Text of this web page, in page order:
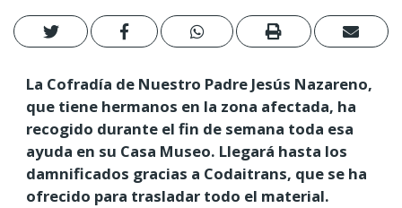
La Cofradía de Nuestro Padre Jesús Nazareno,
que tiene hermanos en la zona afectada, ha
recogido durante el fin de semana toda esa
ayuda en su Casa Museo. Llegará hasta los
damnificados gracias a Codaitrans, que se ha
ofrecido para trasladar todo el material.